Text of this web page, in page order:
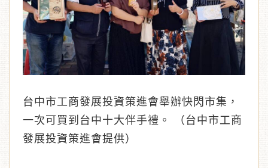
台中市工商發展投資策進會舉辦快閃市集，
一次可買到台中十大伴手禮。 （台中市工商
發展投資策進會提供）